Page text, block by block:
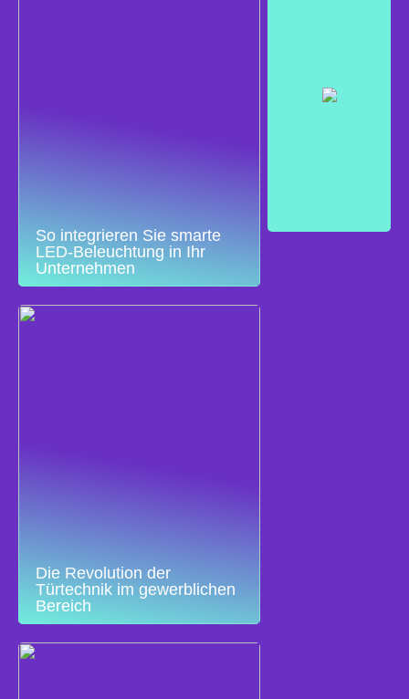
So integrieren Sie smarte
LED-Beleuchtung in Ihr
Unternehmen
Die Revolution der
Türtechnik im gewerblichen
Bereich